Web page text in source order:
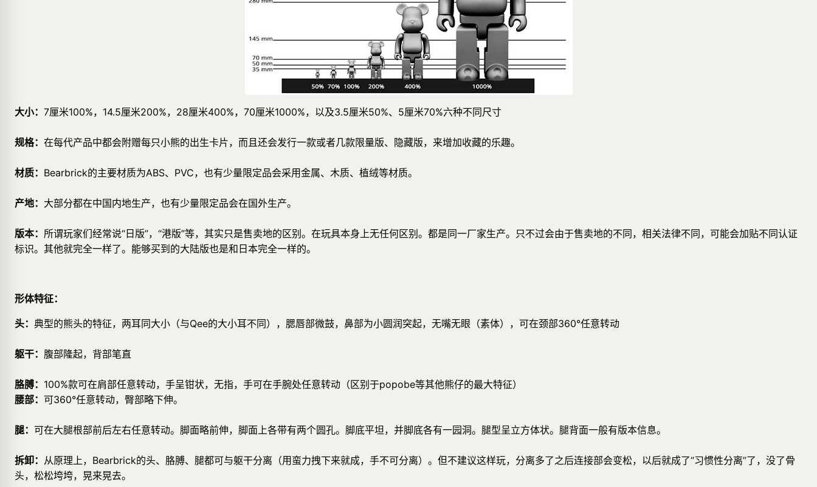
大小： 7厘米100%，14.5厘米200%，28厘米400%，70厘米1000%，以及3.5厘米50%、5厘米70%六种不同尺寸
规格： 在每代产品中都会附赠每只小熊的出生卡片，而且还会发行一款或者几款限量版、隐藏版，来增加收藏的乐趣。
材质： Bearbrick的主要材质为ABS、PVC，也有少量限定品会采用金属、木质、植绒等材质。
产地： 大部分都在中国内地生产，也有少量限定品会在国外生产。
版本： 所谓玩家们经常说“日版”，“港版”等，其实只是售卖地的区别。在玩具本身上无任何区别。都是同一厂家生产。只不过会由于售卖地的不同，相关法律不同，可能会加贴不同认证
标识。其他就完全一样了。能够买到的大陆版也是和日本完全一样的。
形体特征：
头： 典型的熊头的特征，两耳同大小（与Qee的大小耳不同），腮唇部微鼓，鼻部为小圆润突起，无嘴无眼（素体），可在颈部360°任意转动
躯干： 腹部隆起，背部笔直
胳膊： 100%款可在肩部任意转动，手呈钳状，无指，手可在手腕处任意转动（区别于popobe等其他熊仔的最大特征）
腰部： 可360°任意转动，臀部略下伸。
腿： 可在大腿根部前后左右任意转动。脚面略前伸，脚面上各带有两个圆孔。脚底平坦，并脚底各有一园洞。腿型呈立方体状。腿背面一般有版本信息。
拆卸： 从原理上，Bearbrick的头、胳膊、腿都可与躯干分离（用蛮力拽下来就成，手不可分离）。但不建议这样玩，分离多了之后连接部会变松，以后就成了“习惯性分离”了，没了骨
头，松松垮垮，晃来晃去。